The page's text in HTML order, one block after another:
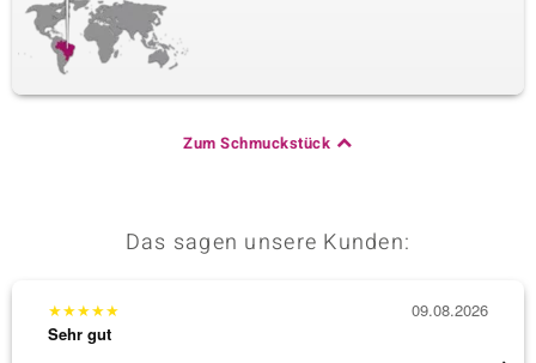
Zum Schmuckstück
Das sagen unsere Kunden:
★★★★★
Sehr gut
09.08.2026